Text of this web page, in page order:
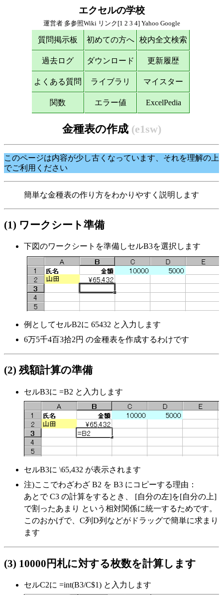
エクセルの学校
運営者 多参照Wiki リンク[1 2 3 4] Yahoo Google
質問掲示板 初めての方へ 校内全文検索
過去ログ ダウンロード 更新履歴
よくある質問 ライブラリ マイスター
関数 エラー値 ExcelPedia
金種表の作成 (e1sw)
このページは内容が少し古くなっています、それを理解の上
でご利用ください
簡単な金種表の作り方をわかりやすく説明します
(1) ワークシート準備
下図のワークシートを準備しセルB3を選択します
例としてセルB2に 65432 と入力します
6万5千4百3拾2円 の金種表を作成するわけです
(2) 残額計算の準備
セルB3に =B2 と入力します
セルB3に \65,432 が表示されます
注)ここでわざわざ B2 を B3 にコピーする理由：
あとで C3 の計算をするとき、 [自分の左]を[自分の上]
で割ったあまり という相対関係に統一するためです。
このおかげで、C列D列などがドラッグで簡単に求まり
ます
(3) 10000円札に対する枚数を計算します
セルC2に =int(B3/C$1) と入力します